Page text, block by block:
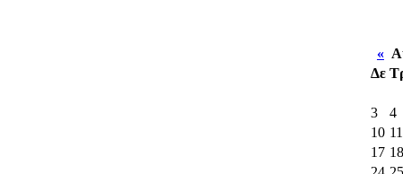
«
Δε
3
4
10 11
17 18